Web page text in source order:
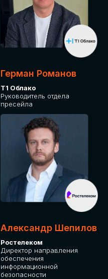
Герман Романов
Т1 Облако
Руководитель отдела
пресейла
Александр Шепилов
Ростелеком
Директор направления
обеспечения
информационной
безопасности